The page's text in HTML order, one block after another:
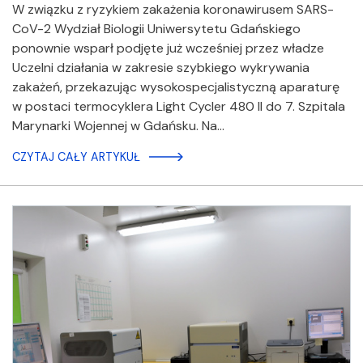
W związku z ryzykiem zakażenia koronawirusem SARS-
CoV-2 Wydział Biologii Uniwersytetu Gdańskiego
ponownie wsparł podjęte już wcześniej przez władze
Uczelni działania w zakresie szybkiego wykrywania
zakażeń, przekazując wysokospecjalistyczną aparaturę
w postaci termocyklera Light Cycler 480 II do 7. Szpitala
Marynarki Wojennej w Gdańsku. Na…
CZYTAJ CAŁY ARTYKUŁ